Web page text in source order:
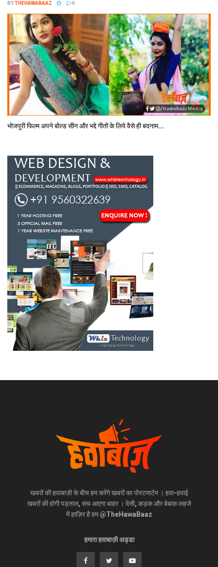
BYTHEHAWABAAZ 0
भोजपुरी फिल्‍म अपने बोल्‍ड सीन और भद्दे गीतों के लिये वैसे ही बदनाम...
खबरों की हवाबाज़ी के बीच हम करेंगे खबरों का पोस्टमार्टम । हवा-हवाई
खबरों की होगी पड़ताल, सच आएगा बाहर । देसी, कड़क और बेबाक लहजे
में हाज़िर है हम @TheHawaBaaz
हमारा हवाबाज़ी अड्डा